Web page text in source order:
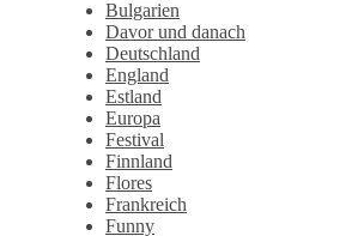
Bulgarien
Davor und danach
Deutschland
England
Estland
Europa
Festival
Finnland
Flores
Frankreich
Funny